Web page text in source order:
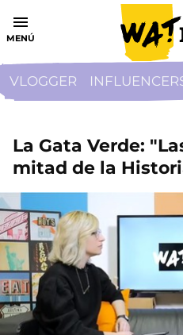
MENÚ
VLOGGER
La Gata Verde:
mitad de la